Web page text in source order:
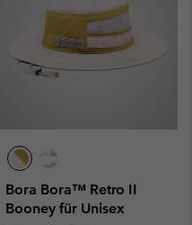
Bora Bora™ Retro II
Booney für Unisex